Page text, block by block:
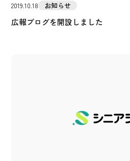
2019.10.18 お知らせ
広報ブログを開設しました